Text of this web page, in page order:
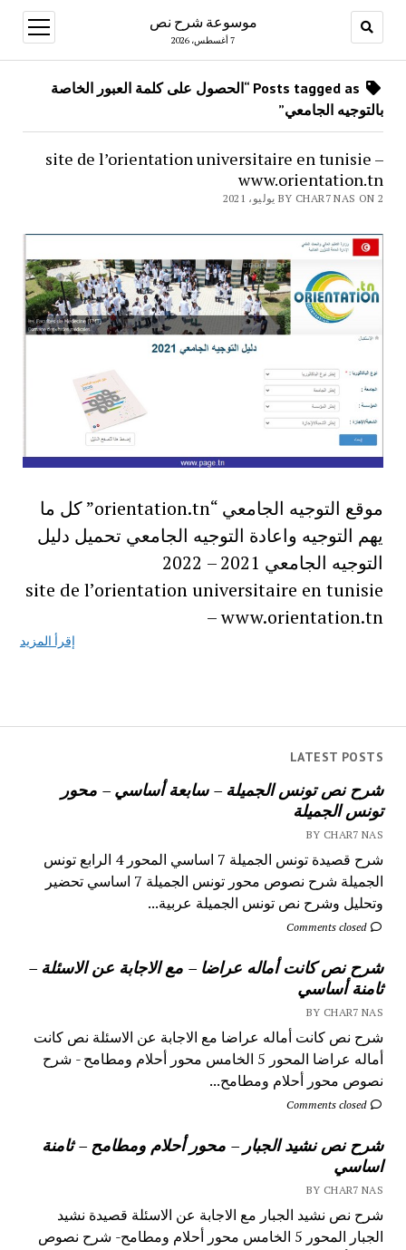
موسوعة شرح نص
7 أغسطس، 2026
open
menu
LATEST POSTS
شرح نص تونس الجميلة – سابعة أساسي – محور
تونس الجميلة
BY CHAR7 NAS
شرح قصيدة تونس الجميلة 7 اساسي المحور 4 الرابع تونس
الجميلة شرح نصوص محور تونس الجميلة 7 اساسي تحضير
وتحليل وشرح نص تونس الجميلة عربية...
Comments closed
شرح نص كانت أماله عراضا – مع الاجابة عن الاسئلة –
ثامنة أساسي
BY CHAR7 NAS
شرح نص كانت أماله عراضا مع الاجابة عن الاسئلة نص كانت
أماله عراضا المحور 5 الخامس محور أحلام ومطامح - شرح
نصوص محور أحلام ومطامح...
Comments closed
شرح نص نشيد الجبار – محور أحلام ومطامح – ثامنة
اساسي
BY CHAR7 NAS
شرح نص نشيد الجبار مع الاجابة عن الاسئلة قصيدة نشيد
الجبار المحور 5 الخامس محور أحلام ومطامح- شرح نصوص
Posts tagged as “الحصول على كلمة العبور الخاصة
بالتوجيه الجامعي”
site de l’orientation universitaire en tunisie –
www.orientation.tn
BY CHAR7 NAS ON 2 يوليو، 2021
موقع التوجيه الجامعي “orientation.tn” كل ما
يهم التوجيه واعادة التوجيه الجامعي تحميل دليل
التوجيه الجامعي 2021 – 2022
site de l’orientation universitaire en tunisie
– www.orientation.tn
إقرأ المزيد